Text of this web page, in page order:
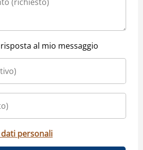
al mio messaggio
personali